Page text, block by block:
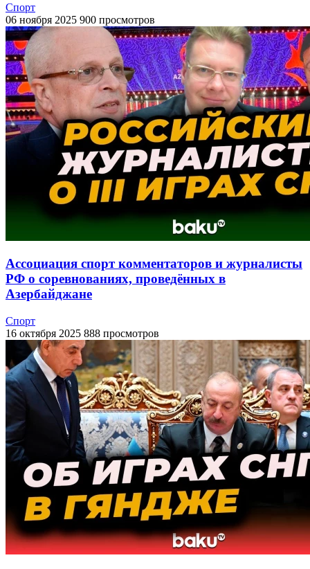
Спорт
06 ноября 2025 900 просмотров
Ассоциация спорт комментаторов и журналисты
РФ о соревнованиях, проведённых в
Азербайджане
Спорт
16 октября 2025 888 просмотров